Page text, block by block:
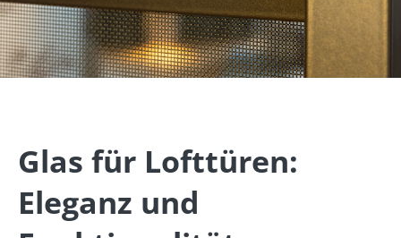
Glas für Lofttüren:
Eleganz und